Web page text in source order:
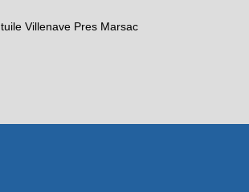
Villenave Pres Marsac